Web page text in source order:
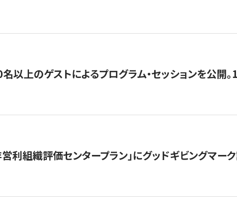
以上のゲストによるプログラム・セッションを公開
利組織評価センタープラン」にグッドギビングマー